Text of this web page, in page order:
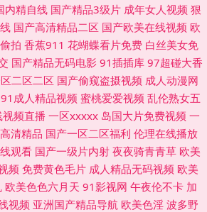
院午夜AV 69国精品 中文字幕久荜 91精品丝袜国
影 国自拍第69 含羞草av社区 久久豆花福利 欧美
碰97资源共享 东京热加勒麻豆 精品探花系列 老
韩二页 三级片mp4 偷拍色图首页 亚洲色色五月
直播 91老司机色色 超碰超逼 日本成人大片 深夜
载入口桃色 97资源欧美 无码欧洲三区 91次园
内精自线 国产精品3级片 成年女人视频 狠
国产高清精品二区 国产欧美在线视频 欧
拍 香蕉911 花蝴蝶看片免费 白丝美女免
国产精品无码电影 91插插库 97超碰大香
二区二区 国产偷窥盗摄视频 成人动漫网
91成人精品视频 蜜桃爱爱视频 乱伦熟女五
频直播 一区xxxxx 岛国大片免费视频 一
清精品 国产一区二区福利 伦理在线播放
观看 国产一级片内射 夜夜骑青青草 欧美
频 免费黄色毛片 成人精品无码视频 欧美
欧美色色六月天 91影视网 午夜伦不卡 加
视频 亚洲国产精品导航 欧美色淫 波多野